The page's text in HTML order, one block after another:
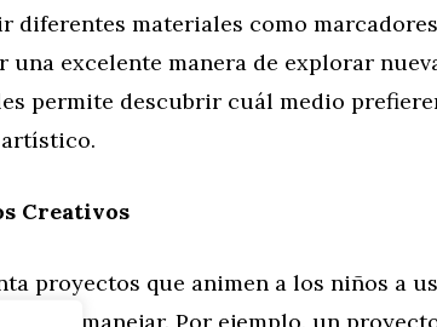
diferentes materiales como
una excelente manera de explorar
permite descubrir cuál medio
Creativos
proyectos que animen a los niños a
a manejar. Por ejemplo, un